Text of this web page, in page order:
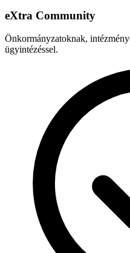
eXtra Community
Önkormányzatoknak,
ügyintézéssel.